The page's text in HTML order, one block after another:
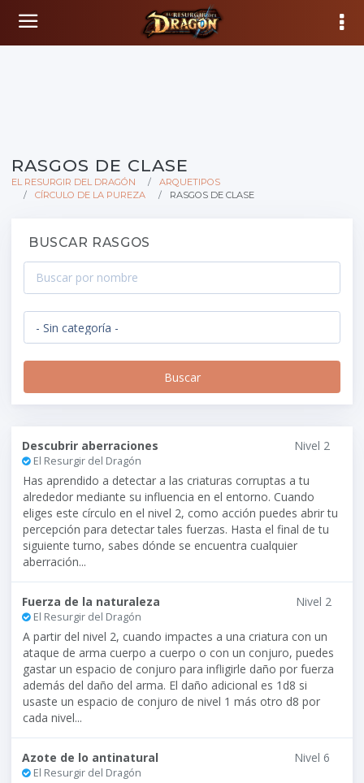
RASGOS DE CLASE
EL RESURGIR DEL DRAGÓN
ARQUETIPOS
CÍRCULO DE LA PUREZA
RASGOS DE CLASE
BUSCAR RASGOS
Descubrir aberraciones
El Resurgir del Dragón
Nivel 2
Has aprendido a detectar a las criaturas corruptas a tu
alrededor mediante su influencia en el entorno. Cuando
eliges este círculo en el nivel 2, como acción puedes abrir tu
percepción para detectar tales fuerzas. Hasta el final de tu
siguiente turno, sabes dónde se encuentra cualquier
aberración...
Fuerza de la naturaleza
El Resurgir del Dragón
Nivel 2
A partir del nivel 2, cuando impactes a una criatura con un
ataque de arma cuerpo a cuerpo o con un conjuro, puedes
gastar un espacio de conjuro para infligirle daño por fuerza
además del daño del arma. El daño adicional es 1d8 si
usaste un espacio de conjuro de nivel 1 más otro d8 por
cada nivel...
Azote de lo antinatural
El Resurgir del Dragón
Nivel 6